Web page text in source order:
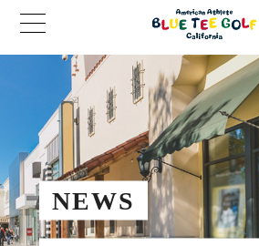
NEWS